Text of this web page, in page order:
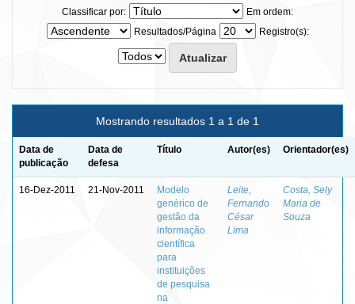
Classificar por:
Em ordem:
Resultados/Página
Registro(s):
Mostrando resultados 1 a 1 de 1
Data de
publicação
Data de
defesa
Título Autor(es) Orientador(es)
16-Dez-2011 21-Nov-2011
Modelo
genérico de
gestão da
informação
científica
para
instituições
de pesquisa
na
Leite,
Fernando
César
Lima
Costa, Sely
Maria de
Souza